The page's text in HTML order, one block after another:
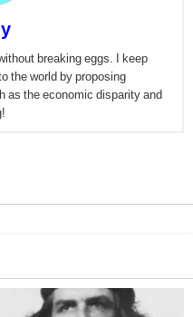
breaking eggs. I keep
the world by proposing
as the economic disparity and